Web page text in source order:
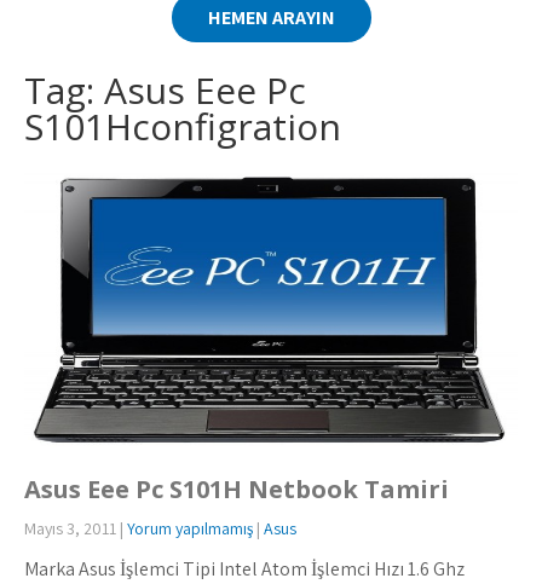
HEMEN ARAYIN
Tag: Asus Eee Pc
S101Hconfigration
Asus Eee Pc S101H Netbook Tamiri
Mayıs 3, 2011 | Yorum yapılmamış | Asus
Marka Asus İşlemci Tipi Intel Atom İşlemci Hızı 1.6 Ghz